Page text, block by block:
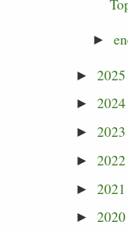
►
► 2025
► 2024
► 2023
► 2022
► 2021
► 2020